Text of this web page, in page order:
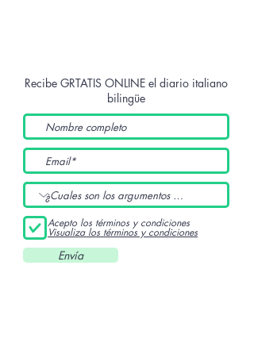
Recibe GRTATIS ONLINE el diario italiano
bilingüe
Acepto los términos y condiciones
Visualiza los términos y condiciones
Envía